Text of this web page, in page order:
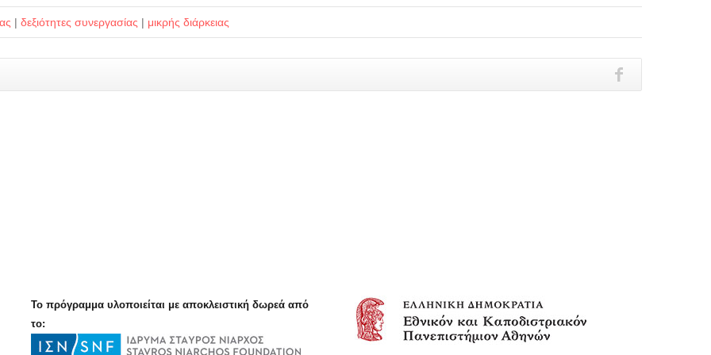
| δεξιότητες συνεργασίας | μικρής διάρκειας
Το πρόγραμμα υλοποιείται με αποκλειστική δωρεά από
το: